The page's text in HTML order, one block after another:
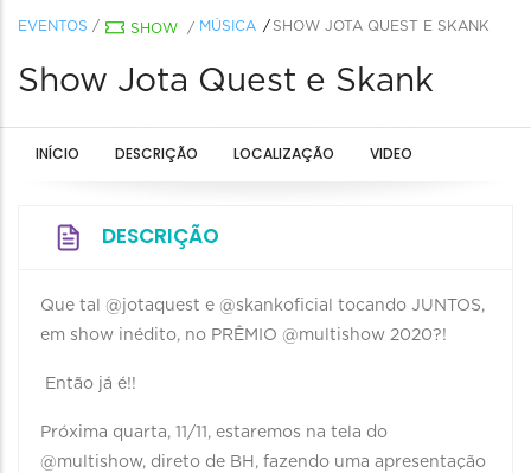
EVENTOS / SHOW / MÚSICA SHOW JOTA QUEST E SKANK
Show Jota Quest e Skank
INÍCIO DESCRIÇÃO LOCALIZAÇÃO VIDEO
DESCRIÇÃO
Que tal @jotaquest e @skankoficial tocando JUNTOS,
em show inédito, no PRÊMIO @multishow 2020?!
Então já é!!
Próxima quarta, 11/11, estaremos na tela do
@multishow, direto de BH, fazendo uma apresentação